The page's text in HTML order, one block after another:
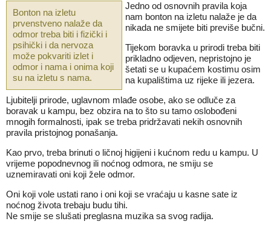
Bonton na izletu
prvenstveno nalaže da
odmor treba biti i fizički i
psihički i da nervoza
može pokvariti izlet i
odmor i nama i onima koji
su na izletu s nama.
Jedno od osnovnih pravila koja
nam bonton na izletu nalaže je da
nikada ne smijete biti previše bučni.
Tijekom boravka u prirodi treba biti
prikladno odjeven, nepristojno je
šetati se u kupaćem kostimu osim
na kupalištima uz rijeke ili jezera.
Ljubitelji prirode, uglavnom mlađe osobe, ako se odluče za
boravak u kampu, bez obzira na to što su tamo oslobođeni
mnogih formalnosti, ipak se treba pridržavati nekih osnovnih
pravila pristojnog ponašanja.
Kao prvo, treba brinuti o ličnoj higijeni i kućnom redu u kampu. U
vrijeme popodnevnog ili noćnog odmora, ne smiju se
uznemiravati oni koji žele odmor.
Oni koji vole ustati rano i oni koji se vraćaju u kasne sate iz
noćnog života trebaju budu tihi.
Ne smije se slušati preglasna muzika sa svog radija.